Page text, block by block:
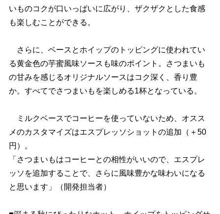
いものコクが口いっぱいに広がり、ザクザクとした食感
も楽しむことができる。
さらに、ベースとホイップのトッピングに使われてい
る黄金色の芋蜜風味ソースも味のポイント。さつまいも
の甘みを感じるオリジナルソースはコク深く、香り豊
か。すべてでさつまいもを楽しめる1杯となっている。
ミルクベースでコーヒーを使っていないため、オスス
メのカスタマイズはエスプレッソショットの追加（＋50
円）。
「さつまいもはコーヒーとの相性がいいので、エスプレ
ッソを追加することで、さらに風味豊かな味わいになる
と思います」（開発担当者）